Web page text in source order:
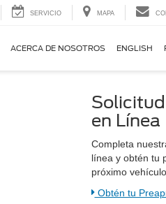
SERVICIO MAPA
ACERCA DE NOSOTROS ENGLISH
en Línea
Completa
línea y obtén tu
próximo vehículo.
Link:
Obtén tu